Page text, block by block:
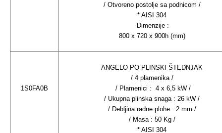
/ Otvoreno postolje sa podnicom /
* AISI 304
Dimenzije :
800 x 720 x 900h (mm)
1S0FA0B
ANGELO PO PLINSKI ŠTEDNJAK
/ 4 plamenika /
/ Plamenici : 4 x 6,5 kW /
/ Ukupna plinska snaga : 26 kW /
/ Debljina radne plohe : 2 mm /
/ Masa : 50 Kg /
* AISI 304